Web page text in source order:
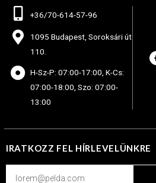
+36/70-614-57-96
1095 Budapest, Soroksári út
110.
H-Sz-P: 07:00-17:00, K-Cs:
07:00-18:00, Szo: 07:00-
13:00
IRATKOZZ FEL HÍRLEVELÜNKRE